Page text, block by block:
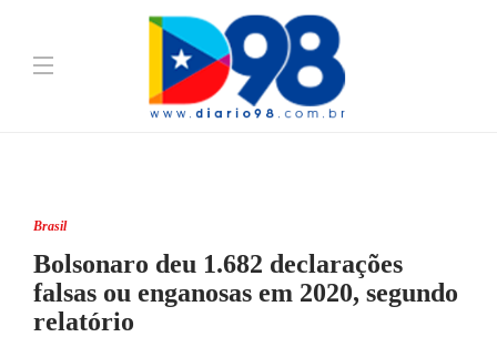
Brasil
Bolsonaro deu 1.682 declarações
falsas ou enganosas em 2020, segundo
relatório